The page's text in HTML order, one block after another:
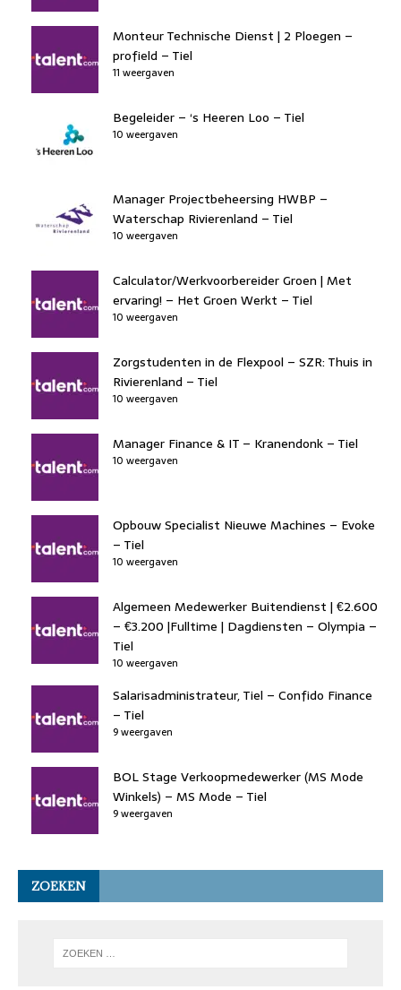
Monteur Technische Dienst | 2 Ploegen –
profield – Tiel
11 weergaven
Begeleider – ‘s Heeren Loo – Tiel
10 weergaven
Manager Projectbeheersing HWBP –
Waterschap Rivierenland – Tiel
10 weergaven
Calculator/Werkvoorbereider Groen | Met
ervaring! – Het Groen Werkt – Tiel
10 weergaven
Zorgstudenten in de Flexpool – SZR: Thuis in
Rivierenland – Tiel
10 weergaven
Manager Finance & IT – Kranendonk – Tiel
10 weergaven
Opbouw Specialist Nieuwe Machines – Evoke
– Tiel
10 weergaven
Algemeen Medewerker Buitendienst | €2.600
– €3.200 |Fulltime | Dagdiensten – Olympia –
Tiel
10 weergaven
Salarisadministrateur, Tiel – Confido Finance
– Tiel
9 weergaven
BOL Stage Verkoopmedewerker (MS Mode
Winkels) – MS Mode – Tiel
9 weergaven
ZOEKEN